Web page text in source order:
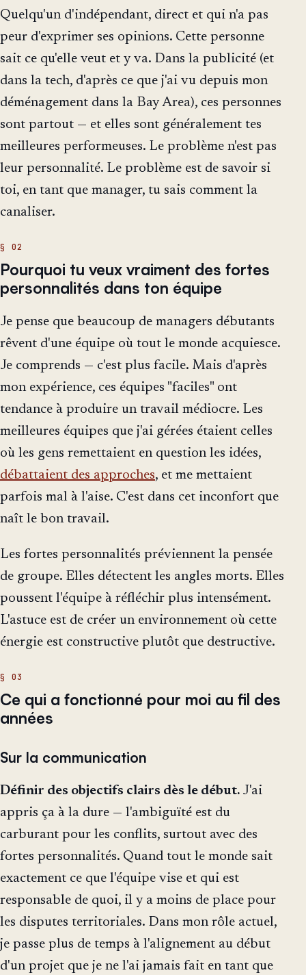
Quelqu'un d'indépendant, direct et qui n'a pas
peur d'exprimer ses opinions. Cette personne
sait ce qu'elle veut et y va. Dans la publicité (et
dans la tech, d'après ce que j'ai vu depuis mon
déménagement dans la Bay Area), ces personnes
sont partout — et elles sont généralement tes
meilleures performeuses. Le problème n'est pas
leur personnalité. Le problème est de savoir si
toi, en tant que manager, tu sais comment la
canaliser.
Pourquoi tu veux vraiment des fortes
personnalités dans ton équipe
Je pense que beaucoup de managers débutants
rêvent d'une équipe où tout le monde acquiesce.
Je comprends — c'est plus facile. Mais d'après
mon expérience, ces équipes "faciles" ont
tendance à produire un travail médiocre. Les
meilleures équipes que j'ai gérées étaient celles
où les gens remettaient en question les idées,
débattaient des approches, et me mettaient
parfois mal à l'aise. C'est dans cet inconfort que
naît le bon travail.
Les fortes personnalités préviennent la pensée
de groupe. Elles détectent les angles morts. Elles
poussent l'équipe à réfléchir plus intensément.
L'astuce est de créer un environnement où cette
énergie est constructive plutôt que destructive.
Ce qui a fonctionné pour moi au fil des
années
Sur la communication
Définir des objectifs clairs dès le début. J'ai
appris ça à la dure — l'ambiguïté est du
carburant pour les conflits, surtout avec des
fortes personnalités. Quand tout le monde sait
exactement ce que l'équipe vise et qui est
responsable de quoi, il y a moins de place pour
les disputes territoriales. Dans mon rôle actuel,
je passe plus de temps à l'alignement au début
d'un projet que je ne l'ai jamais fait en tant que